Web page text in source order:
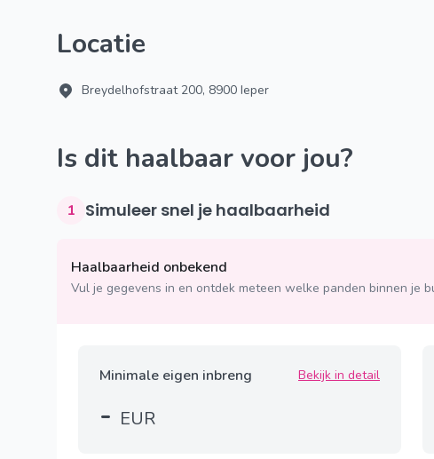
Locatie
Breydelhofstraat 200, 8900 Ieper
Is dit haalbaar voor jou?
1 Simuleer snel je haalbaarheid
Haalbaarheid onbekend
Vul je gegevens in en ontdek meteen welke panden binnen je
Minimale eigen inbreng Bekijk in detail
- EUR